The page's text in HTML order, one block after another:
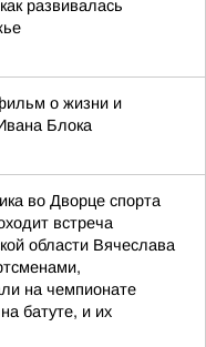
развивалась
о жизни и
Блока
во Дворце спорта
встреча
области Вячеслава
на чемпионате
батуте, и их